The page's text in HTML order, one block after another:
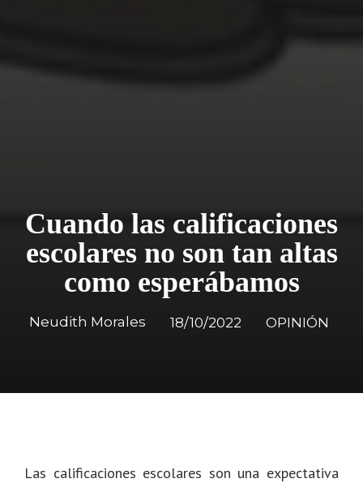
Cuando las calificaciones
escolares no son tan altas
como esperábamos
Neudith Morales 18/10/2022 OPINIÓN
Las calificaciones escolares son una expectativa